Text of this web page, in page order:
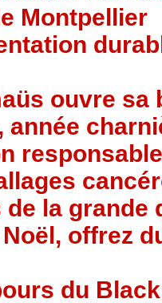
Montpellier
ouvre sa
année
la grande
offrez
du